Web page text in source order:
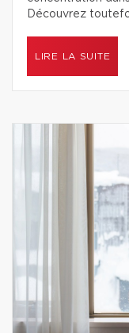
Découvrez
LIRE LA SUITE